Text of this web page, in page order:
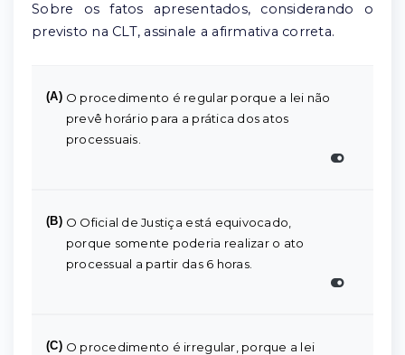
Sobre os fatos apresentados, considerando o
previsto na CLT, assinale a afirmativa correta.
(A) O procedimento é regular porque a lei não
prevê horário para a prática dos atos
processuais.
(B) O Oficial de Justiça está equivocado,
porque somente poderia realizar o ato
processual a partir das 6 horas.
(C) O procedimento é irregular, porque a lei